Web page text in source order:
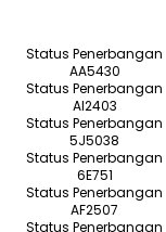
Status Penerbangan
AA5430
Status Penerbangan
AI2403
Status Penerbangan
5J5038
Status Penerbangan
6E751
Status Penerbangan
AF2507
Status Penerbangan